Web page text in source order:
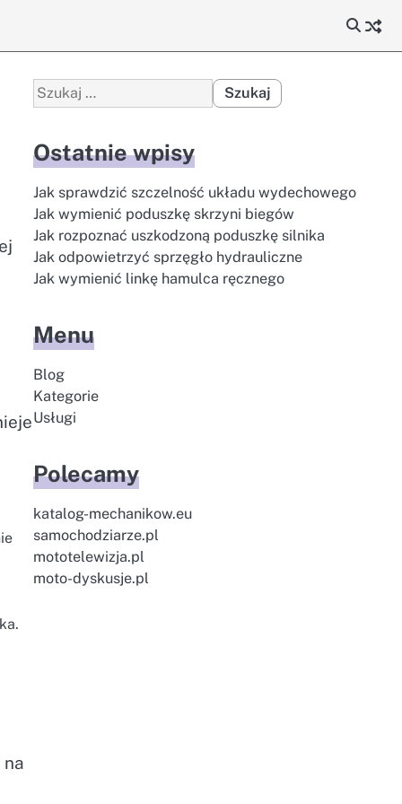
na
Szukaj:
Ostatnie wpisy
Jak sprawdzić szczelność układu wydechowego
Jak wymienić poduszkę skrzyni biegów
Jak rozpoznać uszkodzoną poduszkę silnika
Jak odpowietrzyć sprzęgło hydrauliczne
Jak wymienić linkę hamulca ręcznego
Menu
Blog
Kategorie
Usługi
Polecamy
katalog-mechanikow.eu
samochodziarze.pl
mototelewizja.pl
moto-dyskusje.pl